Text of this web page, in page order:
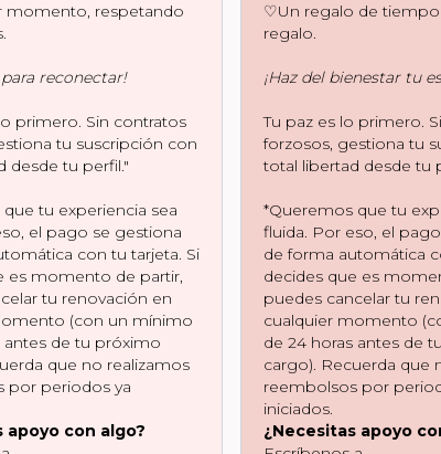
momento, respetando
para reconectar!
primero. Sin contratos
tu suscripción con
desde tu perfil."
tu experiencia sea
el pago se gestiona
con tu tarjeta. Si
es momento de partir,
tu renovación en
(con un mínimo
antes de tu próximo
que no realizamos
por periodos ya
apoyo con algo?
♡Un regalo de tiempo
regalo.
¡Haz del bienestar tu
Tu paz es lo primero.
forzosos, gestiona tu
total libertad desde tu
*Queremos que tu
fluida. Por eso, el
de forma automática
decides que es
puedes cancelar tu
cualquier momento
de 24 horas antes de
cargo). Recuerda que
reembolsos por
iniciados.
¿Necesitas apoyo